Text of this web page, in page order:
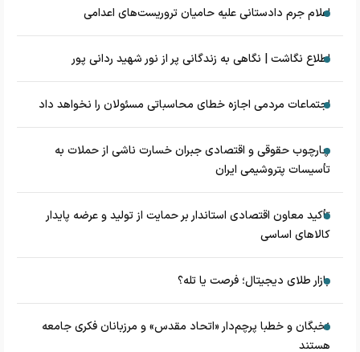
اعلام جرم دادستانی علیه حامیان تروریست‌های اعدامی
اطلاع نگاشت | نگاهی به زندگانی پر از نور شهید ردانی پور
اجتماعات مردمی اجازه خطای محاسباتی مسئولان را نخواهد داد
چارچوب حقوقی و اقتصادی جبران خسارت ناشی از حملات به
تأسیسات پتروشیمی ایران
تأکید معاون اقتصادی استاندار بر حمایت از تولید و عرضه پایدار
کالاهای اساسی
بازار طلای دیجیتال؛ فرصت یا تله؟
نخبگان و خطبا پرچم‌دار «اتحاد مقدس» و مرزبانان فکری جامعه
هستند